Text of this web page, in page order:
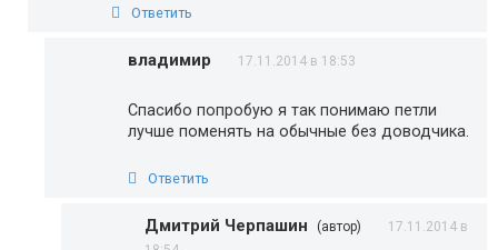
Ответить
владимир 17.11.2014 в 18:53
Спасибо попробую я так понимаю петли
лучше поменять на обычные без доводчика.
Ответить
Дмитрий Черпашин (автор)
17.11.2014 в